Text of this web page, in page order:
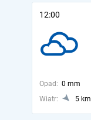
12:00
Opad: 0 mm
Wiatr:
5